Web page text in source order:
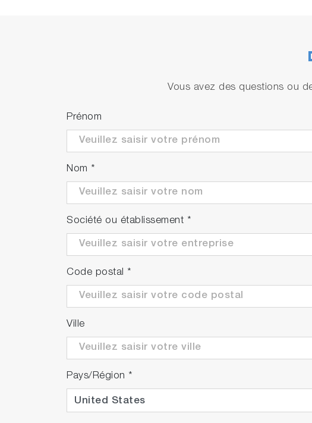
Vous avez des questions ou
Prénom
Nom *
Société ou établissement *
Code postal *
Ville
Pays/Région *